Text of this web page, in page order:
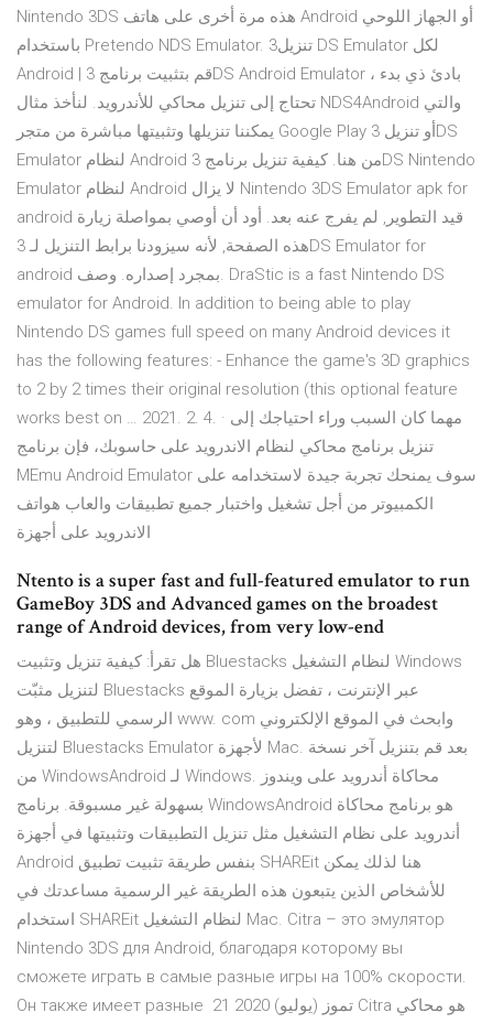
Nintendo 3DS هذه مرة أخرى على هاتف Android أو الجهاز اللوحي
باستخدام Pretendo NDS Emulator. 3تنزيل DS Emulator لكل
Android | قم بتثبيت برنامج 3DS Android Emulator بادئ ذي بدء ،
تحتاج إلى تنزيل محاكي للأندرويد. لنأخذ مثال NDS4Android والتي
يمكننا تنزيلها وتثبيتها مباشرة من متجر Google Play أو تنزيل 3DS
Emulator لنظام Android من هنا. كيفية تنزيل برنامج 3DS Nintendo
Emulator لنظام Android لا يزال Nintendo 3DS Emulator apk for
android قيد التطوير, لم يفرج عنه بعد. أود أن أوصي بمواصلة زيارة
هذه الصفحة, لأنه سيزودنا برابط التنزيل لـ 3DS Emulator for
android بمجرد إصداره. وصف. DraStic is a fast Nintendo DS
emulator for Android. In addition to being able to play
Nintendo DS games full speed on many Android devices it
has the following features: - Enhance the game's 3D graphics
to 2 by 2 times their original resolution (this optional feature
works best on … 2021. 2. 4. · مهما كان السبب وراء احتياجك إلى
تنزيل برنامج محاكي لنظام الاندرويد على حاسوبك، فإن برنامج
MEmu Android Emulator سوف يمنحك تجربة جيدة لاستخدامه على
الكمبيوتر من أجل تشغيل واختبار جميع تطبيقات والعاب هواتف
الاندرويد على أجهزة
Ntento is a super fast and full-featured emulator to run
GameBoy 3DS and Advanced games on the broadest
range of Android devices, from very low-end
هل تقرأ: كيفية تنزيل وتثبيت Bluestacks لنظام التشغيل Windows
لتنزيل مثبّت Bluestacks عبر الإنترنت ، تفضل بزيارة الموقع
الرسمي للتطبيق ، وهو www. com وابحث في الموقع الإلكتروني
لتنزيل Bluestacks Emulator لأجهزة Mac. بعد قم بتنزيل آخر نسخة
من WindowsAndroid لـ Windows. محاكاة أندرويد على ويندوز
بسهولة غير مسبوقة. برنامج WindowsAndroid هو برنامج محاكاة
أندرويد على نظام التشغيل مثل تنزيل التطبيقات وتثبيتها في أجهزة
Android بنفس طريقة تثبيت تطبيق SHAREit هنا لذلك يمكن
للأشخاص الذين يتبعون هذه الطريقة غير الرسمية مساعدتك في
استخدام SHAREit لنظام التشغيل Mac. Citra – это эмулятор
Nintendo 3DS для Android, благодаря которому вы
сможете играть в самые разные игры на 100% скорости.
Он также имеет разные 21 تموز (يوليو) 2020 Citra هو محاكي